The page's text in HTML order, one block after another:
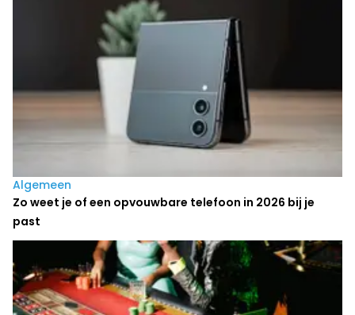
Algemeen
Zo weet je of een opvouwbare telefoon in 2026 bij je
past